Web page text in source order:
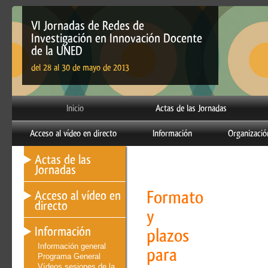
VI Jornadas de Redes de
Investigación en Innovación Docente
de la UNED
del 28 al 30 de mayo de 2013
Inicio Actas de las Jornadas
Acceso al vídeo en directo Información
Actas de las
Jornadas
Acceso al vídeo en
directo
Información
Información general
Programa General
Formato
y
plazos
para